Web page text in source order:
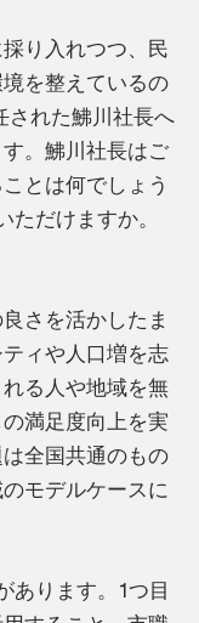
り入れつつ、民
を整えているの
された鮄川社長へ
。鮄川社長はご
とは何でしょう
だけますか。
さを活かしたま
ィや人口増を志
る人や地域を無
満足度向上を実
全国共通のもの
モデルケースに
あります。1つ目